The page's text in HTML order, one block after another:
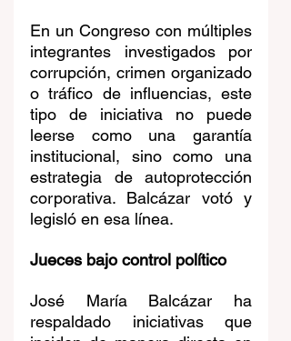
En un Congreso con múltiples
integrantes investigados por
corrupción, crimen organizado
o tráfico de influencias, este
tipo de iniciativa no puede
leerse como una garantía
institucional, sino como una
estrategia de autoprotección
corporativa. Balcázar votó y
legisló en esa línea.
Jueces bajo control político
José María Balcázar ha
respaldado iniciativas que